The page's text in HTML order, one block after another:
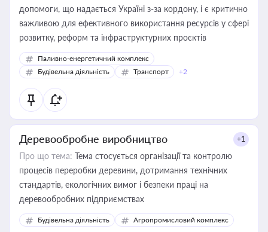
допомоги, що надається Україні з-за кордону, і є критично
важливою для ефективного використання ресурсів у сфері
розвитку, реформ та інфраструктурних проєктів
Паливно-енергетичний комплекс
Будівельна діяльність
Транспорт +2
Деревообробне виробництво +1
Про що тема: Тема стосується організації та контролю
процесів переробки деревини, дотримання технічних
стандартів, екологічних вимог і безпеки праці на
деревообробних підприємствах
Будівельна діяльність Агропромисловий комплекс